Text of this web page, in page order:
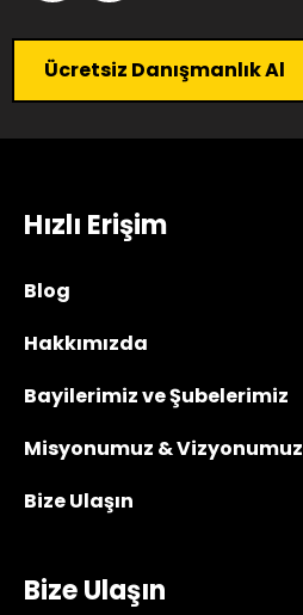
Ücretsiz Danışmanlık Al
Hızlı Erişim
Blog
Hakkımızda
Bayilerimiz ve Şubelerimiz
Misyonumuz & Vizyonumuz
Bize Ulaşın
Bize Ulaşın